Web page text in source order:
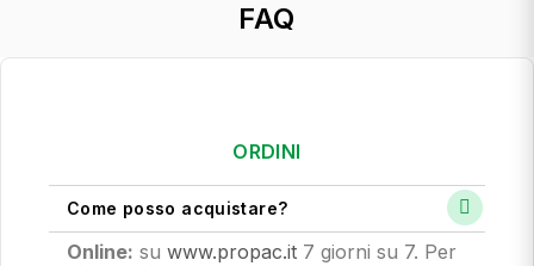
FAQ
ORDINI
Come posso acquistare?
Online: su www.propac.it 7 giorni su 7. Per